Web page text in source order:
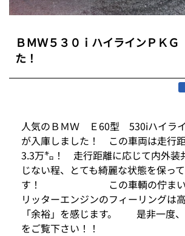
ＢＭＷ５３０ｉハイラインＰＫ
た！
人気のＢＭＷ Ｅ60型 530iハイラ
が入庫しました！ この車両は走行
3.3万㌔！ 走行距離に応じて内外装
じない程、とても綺麗な状態を保っ
す！ この車輌の佇まいの
リッターエンジンのフィーリングは
「余裕」を感じます。 是非一度
をご覧下さい！！